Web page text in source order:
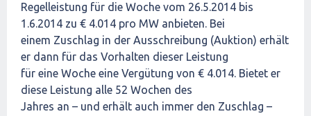
Regelleistung für die Woche vom 26.5.2014 bis
1.6.2014 zu € 4.014 pro MW anbieten. Bei
einem Zuschlag in der Ausschreibung (Auktion) erhält
er dann für das Vorhalten dieser Leistung
für eine Woche eine Vergütung von € 4.014. Bietet er
diese Leistung alle 52 Wochen des
Jahres an – und erhält auch immer den Zuschlag –